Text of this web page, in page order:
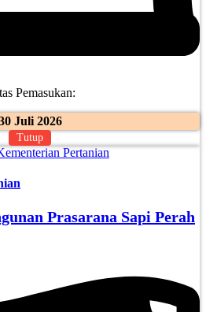
Pemasukan:
Juli 2026
Tutup
Prasarana Sapi Perah